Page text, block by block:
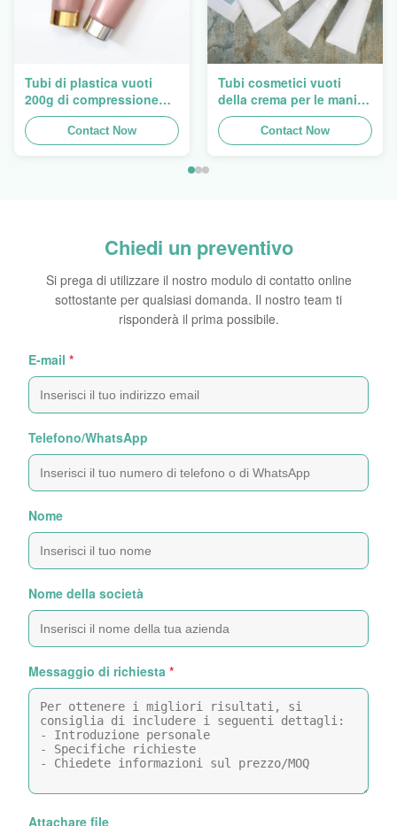
Tubi di plastica vuoti
200g di compressione
della lozione di Flip Cap
Screw Lid Pink
Contact Now
Tubi cosmetici vuoti
della crema per le mani
ovale eccellente che
imballano 5ml a 150ml
Contact Now
Chiedi un preventivo
Si prega di utilizzare il nostro modulo di contatto online
sottostante per qualsiasi domanda. Il nostro team ti
risponderà il prima possibile.
E-mail *
Telefono/WhatsApp
Nome
Nome della società
Messaggio di richiesta *
Attachare file